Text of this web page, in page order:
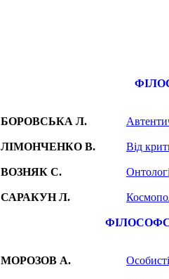
БОРОВСЬКА Л.
ЛІМОНЧЕНКО В. Від
ВОЗНЯК С.
САРАКУН Л.
МОРОЗОВ А.